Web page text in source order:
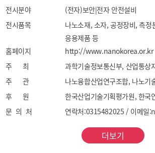
전시분야
(전자)보안|전자 안전설비
전시품목
나노소재, 소자, 공정장비, 측정
응용제품 등
홈페이지
http://www.nanokorea.or.kr
주 최
과학기술정보통신부, 산업통상
주 관
나노융합산업연구조합, 나노기
후 원
문 의 처
더보기